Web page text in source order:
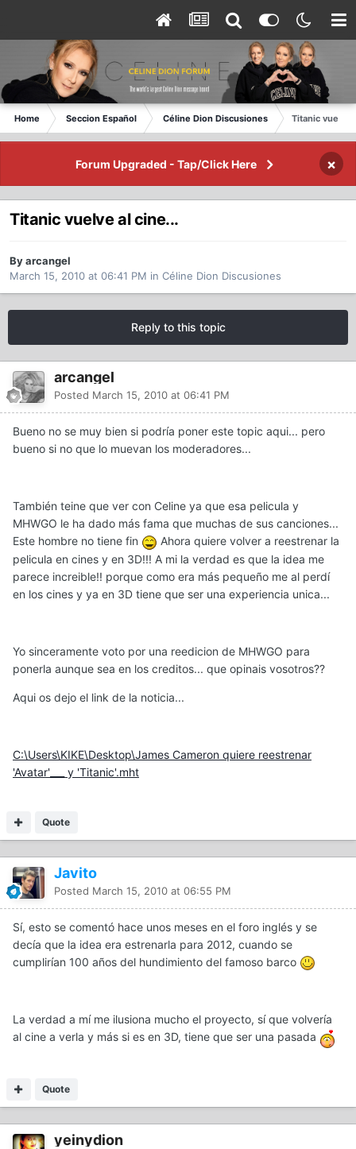
Home Seccion Español Céline Dion Discusiones Titanic vuelve
Forum Upgraded - Tap/Click Here ×
Titanic vuelve al cine...
By arcangel
March 15, 2010 at 06:41 PM in Céline Dion Discusiones
Reply to this topic
arcangel
Posted March 15, 2010 at 06:41 PM
Bueno no se muy bien si podría poner este topic aqui... pero
bueno si no que lo muevan los moderadores...
También teine que ver con Celine ya que esa pelicula y
MHWGO le ha dado más fama que muchas de sus canciones...
Este hombre no tiene fin
Ahora quiere volver a reestrenar la
pelicula en cines y en 3D!!! A mi la verdad es que la idea me
parece increible!! porque como era más pequeño me al perdí
en los cines y ya en 3D tiene que ser una experiencia unica...
Yo sinceramente voto por una reedicion de MHWGO para
ponerla aunque sea en los creditos... que opinais vosotros??
Aqui os dejo el link de la noticia...
C:\Users\KIKE\Desktop\James Cameron quiere reestrenar
'Avatar'___ y 'Titanic'.mht
Quote
Javito
Posted March 15, 2010 at 06:55 PM
Sí, esto se comentó hace unos meses en el foro inglés y se
decía que la idea era estrenarla para 2012, cuando se
cumplirían 100 años del hundimiento del famoso barco
La verdad a mí me ilusiona mucho el proyecto, sí que volvería
al cine a verla y más si es en 3D, tiene que ser una pasada
Quote
yeinydion